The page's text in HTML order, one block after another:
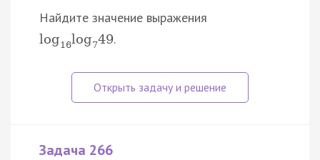
Найдите значение выражения
log16log749.
Задача 266